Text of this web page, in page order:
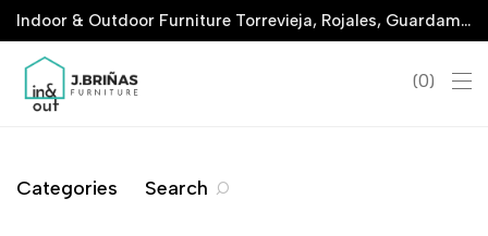
Indoor & Outdoor Furniture Torrevieja, Rojales, Guardamar, La Marina & San Javier
0
Categories Search